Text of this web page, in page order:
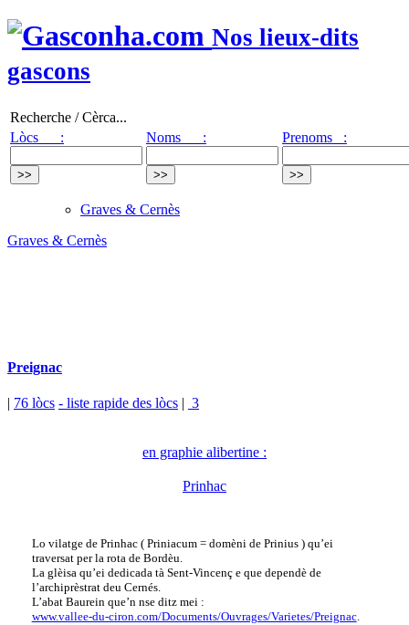
Nos lieux-dits
gascons
Recherche / Cèrca...
Lòcs :
Noms : Prenoms :
Graves & Cernès
Graves & Cernès
Preignac
| 76 lòcs - liste rapide des lòcs | 3
en graphie alibertine :
Prinhac
Lo vilatge de Prinhac ( Priniacum = domèni de Prinius ) qu’ei
traversat per la rota de Bordèu.
La glèisa qu’ei dedicada tà Sent-Vincenç e que dependè de
l’archiprèstrat deu Cernés.
L’abat Baurein que’n nse ditz mei :
www.vallee-du-ciron.com/Documents/Ouvrages/Varietes/Preignac.